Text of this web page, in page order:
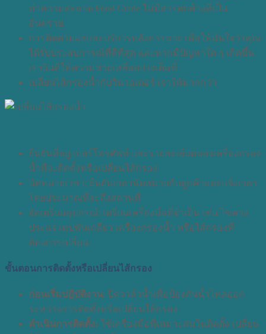
ทำความสะอาด Food Grade ไม่มีสารตกค้างที่เป็น
อันตราย
การติดตามผลและบริการหลังการขาย เพื่อให้มั่นใจว่าคุณ
ได้รับประสบการณ์ที่ดีที่สุด และหากมีปัญหาใด ๆ เกิดขึ้น
เรายินดีให้ความช่วยเหลืออย่างเต็มที่
เปลี่ยนไส้กรองน้ำกับวินวอเตอร์ เราให้มากกว่า
ยืนยันที่อยู่ เบอร์โทรศัพท์ และรายละเอียดของเครื่องกรอง
น้ำที่จะติดตั้งหรือเปลี่ยนไส้กรอง
นัดหมายเวลา: ยืนยันเวลานัดหมายกับลูกค้าและแจ้งเวลา
โดยประมาณที่จะถึงสถานที่
จัดเตรียมอุปกรณ์: เตรียมเครื่องมือที่จำเป็น เช่น ไขควง
ประแจ เทปพันเกลียว เครื่องกรองน้ำ หรือไส้กรองที่
ต้องการเปลี่ยน
ขั้นตอนการติดตั้งหรือเปลี่ยนไส้กรอง
ก่อนเริ่มปฎิบัติงาน: ปิดวาล์วน้ำเพื่อป้องกันน้ำไหลออก
ระหว่างการติดตั้งหรือเปลี่ยนไส้กรอง
ดำเนินการติดตั้ง: ใช้เครื่องมือที่เหมาะสมในติดตั้ง-เปลี่ยน